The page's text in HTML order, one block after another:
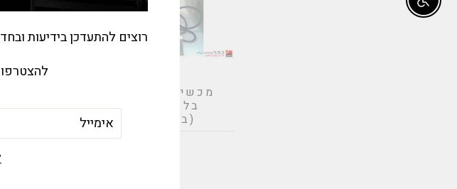
מכשיר להכנת וופל
בלגי/אמריקאי
(בודד/כפול)
רוצים להתעדכן בידיעות
Enable accessibility